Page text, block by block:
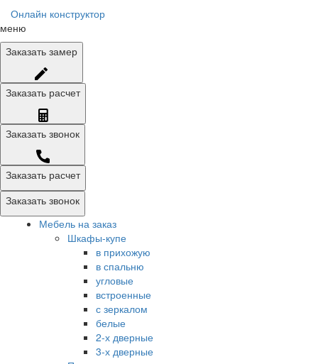
Онлайн конструктор
меню
Заказать замер
Заказать расчет
Заказать звонок
Заказать расчет
Заказать звонок
Мебель на заказ
Шкафы-купе
в прихожую
в спальню
угловые
встроенные
с зеркалом
белые
2-х дверные
3-х дверные